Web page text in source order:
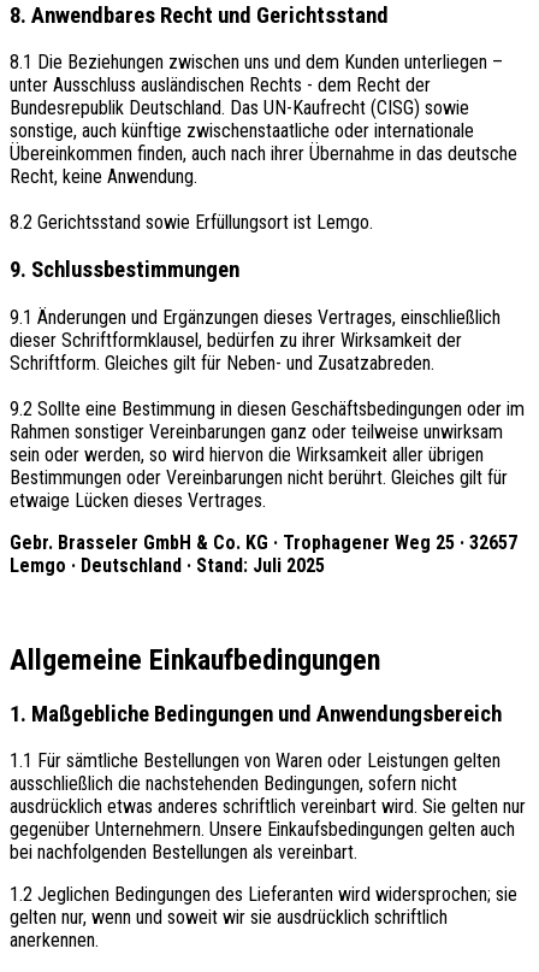
8. Anwendbares Recht und Gerichtsstand
8.1 Die Beziehungen zwischen uns und dem Kunden unterliegen –
unter Ausschluss ausländischen Rechts - dem Recht der
Bundesrepublik Deutschland. Das UN-Kaufrecht (CISG) sowie
sonstige, auch künftige zwischenstaatliche oder internationale
Übereinkommen finden, auch nach ihrer Übernahme in das deutsche
Recht, keine Anwendung.
8.2 Gerichtsstand sowie Erfüllungsort ist Lemgo.
9. Schlussbestimmungen
9.1 Änderungen und Ergänzungen dieses Vertrages, einschließlich
dieser Schriftformklausel, bedürfen zu ihrer Wirksamkeit der
Schriftform. Gleiches gilt für Neben- und Zusatzabreden.
9.2 Sollte eine Bestimmung in diesen Geschäftsbedingungen oder im
Rahmen sonstiger Vereinbarungen ganz oder teilweise unwirksam
sein oder werden, so wird hiervon die Wirksamkeit aller übrigen
Bestimmungen oder Vereinbarungen nicht berührt. Gleiches gilt für
etwaige Lücken dieses Vertrages.
Gebr. Brasseler GmbH & Co. KG · Trophagener Weg 25 · 32657
Lemgo · Deutschland · Stand: Juli 2025
Allgemeine Einkaufbedingungen
1. Maßgebliche Bedingungen und Anwendungsbereich
1.1 Für sämtliche Bestellungen von Waren oder Leistungen gelten
ausschließlich die nachstehenden Bedingungen, sofern nicht
ausdrücklich etwas anderes schriftlich vereinbart wird. Sie gelten nur
gegenüber Unternehmern. Unsere Einkaufsbedingungen gelten auch
bei nachfolgenden Bestellungen als vereinbart.
1.2 Jeglichen Bedingungen des Lieferanten wird widersprochen; sie
gelten nur, wenn und soweit wir sie ausdrücklich schriftlich
anerkennen.